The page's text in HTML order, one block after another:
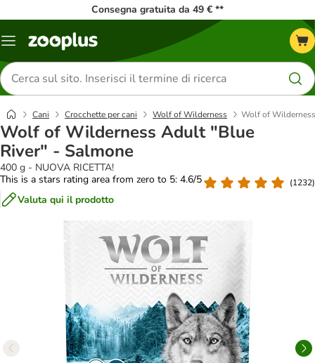
Consegna gratuita da 49 € **
Overview
Cerca
prodotti
Cani Crocchette per cani Wolf of Wilderness Wolf of
Wolf of Wilderness Adult "Blue
River" - Salmone
400 g - NUOVA RICETTA!
This is a stars rating area from zero to 5: 4.6/5
(1232)
Valuta qui il prodotto